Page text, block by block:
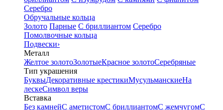
Серебро
Обручальные кольца
Золото Парные С бриллиантом Серебро
Помолвочные кольца
Подвески›
Металл
Желтое золотоЗолотыеКрасное золотоСеребряные
Тип украшения
БуквыДекоративные крестикиМусульманскиеНа
лескеСимвол веры
Вставка
Без камнейС аметистомС бриллиантомС жемчугомС